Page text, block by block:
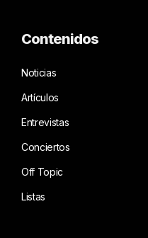
Contenidos
Noticias
Artículos
Entrevistas
Conciertos
Off Topic
Listas